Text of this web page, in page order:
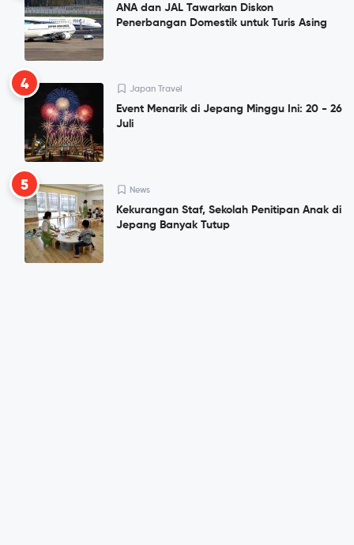
ANA dan JAL Tawarkan Diskon
Penerbangan Domestik untuk Turis Asing
4 Japan Travel
Event Menarik di Jepang Minggu Ini: 20 - 26
Juli
5 News
Kekurangan Staf, Sekolah Penitipan Anak di
Jepang Banyak Tutup